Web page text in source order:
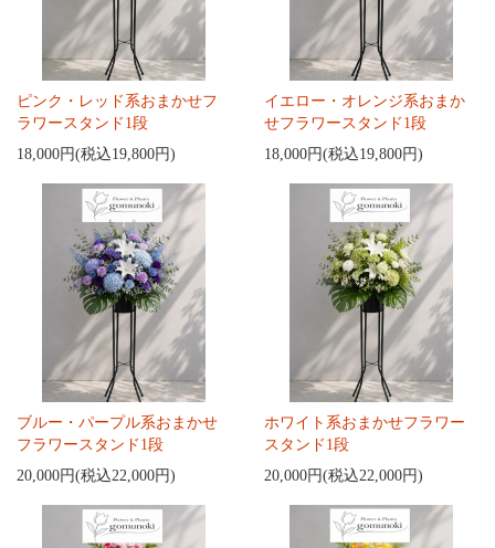
ピンク・レッド系おまかせフ
ラワースタンド1段
18,000円(税込19,800円)
イエロー・オレンジ系おまか
せフラワースタンド1段
18,000円(税込19,800円)
ブルー・パープル系おまかせ
フラワースタンド1段
20,000円(税込22,000円)
ホワイト系おまかせフラワー
スタンド1段
20,000円(税込22,000円)